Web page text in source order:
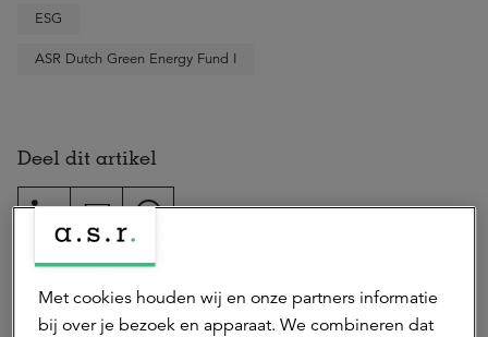
ESG
ASR Dutch Green Energy Fund I
Deel dit artikel
Met cookies houden wij en onze partners informatie
bij over je bezoek en apparaat. We combineren dat